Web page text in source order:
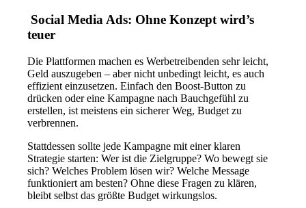
Social Media Ads: Ohne Konzept wird’s
teuer
Die Plattformen machen es Werbetreibenden sehr leicht,
Geld auszugeben – aber nicht unbedingt leicht, es auch
effizient einzusetzen. Einfach den Boost-Button zu
drücken oder eine Kampagne nach Bauchgefühl zu
erstellen, ist meistens ein sicherer Weg, Budget zu
verbrennen.
Stattdessen sollte jede Kampagne mit einer klaren
Strategie starten: Wer ist die Zielgruppe? Wo bewegt sie
sich? Welches Problem lösen wir? Welche Message
funktioniert am besten? Ohne diese Fragen zu klären,
bleibt selbst das größte Budget wirkungslos.